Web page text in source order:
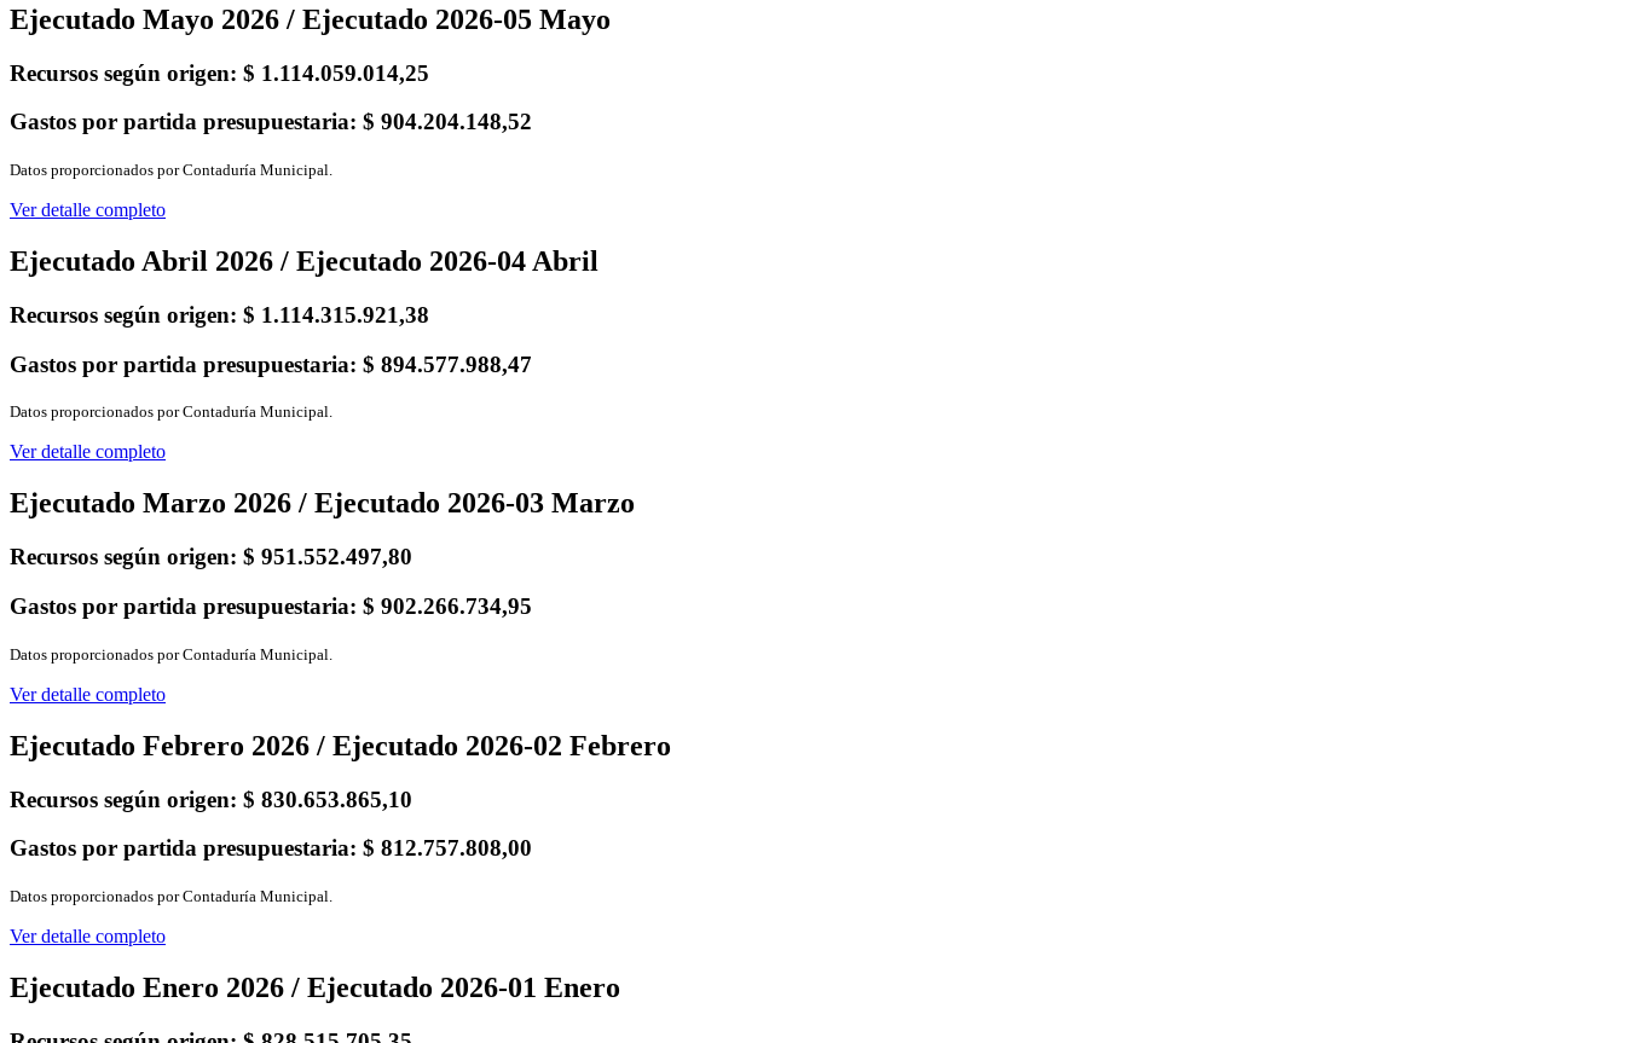
Ejecutado Mayo 2026 / Ejecutado 2026-05 Mayo
Recursos según origen: $ 1.114.059.014,25
Gastos por partida presupuestaria: $ 904.204.148,52
Datos proporcionados por Contaduría Municipal.
Ver detalle completo
Ejecutado Abril 2026 / Ejecutado 2026-04 Abril
Recursos según origen: $ 1.114.315.921,38
Gastos por partida presupuestaria: $ 894.577.988,47
Datos proporcionados por Contaduría Municipal.
Ver detalle completo
Ejecutado Marzo 2026 / Ejecutado 2026-03 Marzo
Recursos según origen: $ 951.552.497,80
Gastos por partida presupuestaria: $ 902.266.734,95
Datos proporcionados por Contaduría Municipal.
Ver detalle completo
Ejecutado Febrero 2026 / Ejecutado 2026-02 Febrero
Recursos según origen: $ 830.653.865,10
Gastos por partida presupuestaria: $ 812.757.808,00
Datos proporcionados por Contaduría Municipal.
Ver detalle completo
Ejecutado Enero 2026 / Ejecutado 2026-01 Enero